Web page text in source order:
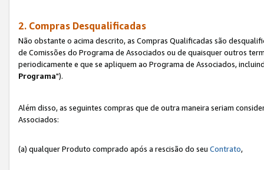
2. Compras Desqualificadas
Não obstante o acima descrito, as Compras Qualificadas são
de Comissões do Programa de Associados ou de quaisquer outros
periodicamente e que se apliquem ao Programa de Associados,
Programa").
Além disso, as seguintes compras que de outra maneira seriam
Associados:
(a) qualquer Produto comprado após a rescisão do seu Contrato,